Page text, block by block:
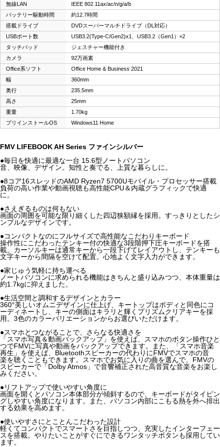
無線LAN
IEEE 802.11ax/ac/n/g/a/b
バッテリー駆動時間
約12.7時間
搭載ドライブ
DVDスーパーマルチドライブ（DL対応）
USBポート数
USB3.2(Type-C/Gen2)x1、USB3.2（Gen1）×2
タッチパッド
ジェスチャー機能付き
カメラ
92万画素
Office系ソフト
Office Home & Business 2021
幅
360mm
奥行
235.5mm
高さ
25mm
重量
1.70kg
プリインストールOS
Windows11 Home
FMV LIFEBOOK AH Series ファインシルバー
●毎日を快適に最適な一台 15.6型ノートパソコン
音、映像、デザイン。知性と奏でる、上質な暮らしに。
●8コア16スレッドのAMD Ryzen7 5700Uモバイル・プロセッサー搭載
負荷の高い作業や動画視聴も高性能CPU＆内蔵グラフィックで快適
に。
●さえぎるものは何もない
画面の周囲を可能な限り細くした四辺狭額縁を採用。すっきりとしたシ
ンプルなデザインです。
●コンパクトなのにフルサイズで高性能なこだわりキーボード
操作性にこだわったテンキー付の快適な3段階押下圧キーボードを搭
載。カーソルキーは通常キーから一段下げてレイアウトし、テンキーも
文字キーから間隔を空けて配置。心地よく文字入力ができます。
●家じゅう気軽に持ち運べる
ノートパソコンに求められる機能はきちんと盛り込みつつ、本体重量は
約1.7kgに抑えました。
●生活空間と調和するデザインとカラー
360°美しいオムニデザインに仕上げ、キートップはボディと同色にコ
ーディネートし、キーの側面はキラリと輝くプリズムクリアキーを採
用。3色のカラーバリエーションからお選びいただけます。
●スマホとつながることで、さらなる快適さを
「スマホ写真＆動画バックアップ」を使えば、スマホのボタン操作ひと
つでFMVに写真や動画をバックアップできます。また、「スマホ音楽
再生」を使えば、Bluetoothスピーカーの代わりにFMVでスマホの音
楽を聴くこともできます。スマホでお気に入りの曲を選んで、FMVの
スピーカーで「Dolby Atmos」で音響補正された高音質な音楽をお楽し
みください。
●リフトアップで使いやすい角度に
画面を開くとパソコン本体部分が傾斜するので、キーボードがタイピン
グしやすい角度になります。また、パソコン内部にこもる熱を外へ排出
する効果を高めます。
●使いやすさにとことんこだわった設計
軽くてコンパクトでスマートさを目指しつつ、充実したインターフェー
スを搭載。やりたいことがすぐにできるワンタッチボタンも採用してい
ます。